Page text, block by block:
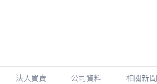
法人買賣 公司資料 相關新聞